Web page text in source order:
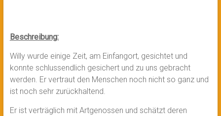
Beschreibung:
Willy wurde einige Zeit, am Einfangort, gesichtet und
konnte schlussendlich gesichert und zu uns gebracht
werden. Er vertraut den Menschen noch nicht so ganz und
ist noch sehr zurückhaltend.
Er ist verträglich mit Artgenossen und schätzt deren